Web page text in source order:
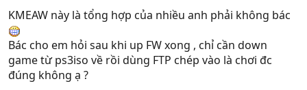
KMEAW này là tổng hợp của nhiều anh phải không bác
Bác cho em hỏi sau khi up FW xong , chỉ cần down
game từ ps3iso về rồi dùng FTP chép vào là chơi đc
đúng không ạ ?